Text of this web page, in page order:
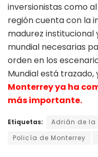
inversionistas como
región cuenta con la
madurez institucional
mundial necesarias
orden en los
Mundial está trazado,
Monterrey ya ha
más importante.
Etiquetas: Adrián de la
Policía de Monterrey